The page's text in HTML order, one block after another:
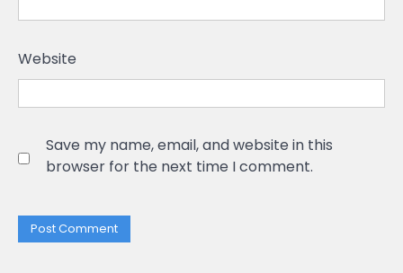
Website
Save my name, email, and website in this
browser for the next time I comment.